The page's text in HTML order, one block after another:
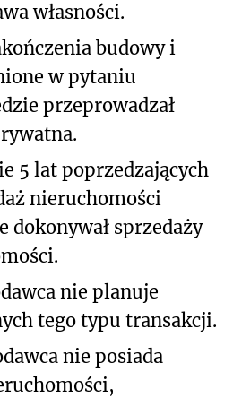
własności.
budowy i
w pytaniu
przeprowadzał
5 lat poprzedzających
nieruchomości
dokonywał sprzedaży
nie planuje
tego typu transakcji.
nie posiada